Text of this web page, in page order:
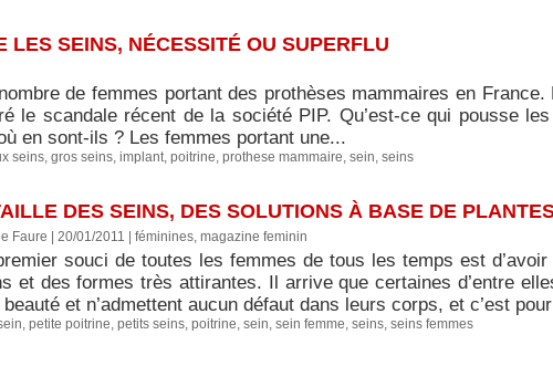
LES SEINS, NÉCESSITÉ OU SUPERFLU
de femmes portant des prothèses mammaires en
le scandale récent de la société PIP. Qu’est-ce qui pousse
en sont-ils ? Les femmes portant une...
seins, gros seins, implant, poitrine, prothese mammaire, sein, seins
DES SEINS, DES SOLUTIONS À BASE DE
Faure | 20/01/2011 féminines, magazine feminin
souci de toutes les femmes de tous les temps est
et des formes très attirantes. Il arrive que certaines d’entre
beauté et n’admettent aucun défaut dans leurs corps, et c’est
, petite poitrine, petits seins, poitrine, sein, sein femme, seins, seins femmes